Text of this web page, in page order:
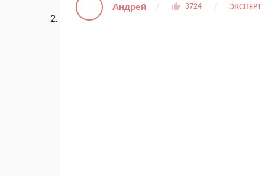
Андрей 3724 ЭКСПЕРТ